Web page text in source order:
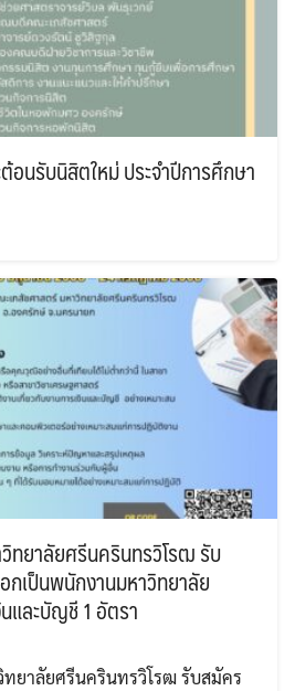
อนรับนิสิตใหม่ ประจำปีการศึกษา
ทยาลัยศรีนครินทรวิโรฒ รับ
เป็นพนักงานมหาวิทยาลัย
และบัญชี 1 อัตรา
ยาลัยศรีนครินทรวิโรฒ รับสมัคร